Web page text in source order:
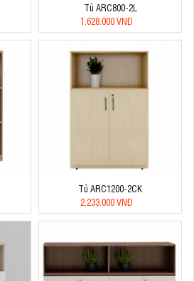
Tủ ARC800-2L
1.628.000 VNĐ
Tủ ARC1200-2CK
2.233.000 VNĐ